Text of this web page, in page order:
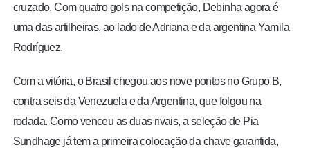
cruzado. Com quatro gols na competição, Debinha agora é
uma das artilheiras, ao lado de Adriana e da argentina Yamila
Rodríguez.
Com a vitória, o Brasil chegou aos nove pontos no Grupo B,
contra seis da Venezuela e da Argentina, que folgou na
rodada. Como venceu as duas rivais, a seleção de Pia
Sundhage já tem a primeira colocação da chave garantida,